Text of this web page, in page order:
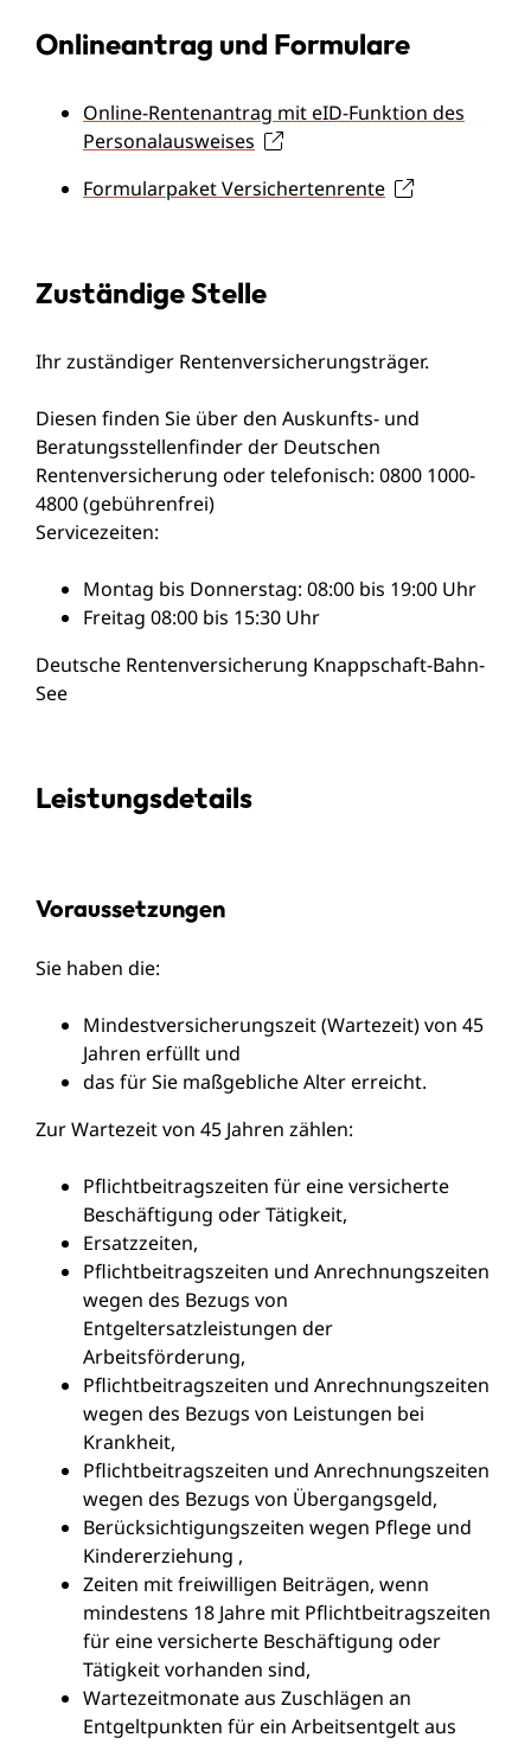
Onlineantrag und Formulare
Online-Rentenantrag mit eID-Funktion des
Personalausweises
Formularpaket Versichertenrente
Zuständige Stelle
Ihr zuständiger Rentenversicherungsträger.
Diesen finden Sie über den Auskunfts- und
Beratungsstellenfinder der Deutschen
Rentenversicherung oder telefonisch: 0800 1000-
4800 (gebührenfrei)
Servicezeiten:
Montag bis Donnerstag: 08:00 bis 19:00 Uhr
Freitag 08:00 bis 15:30 Uhr
Deutsche Rentenversicherung Knappschaft-Bahn-
See
Leistungsdetails
Voraussetzungen
Sie haben die:
Mindestversicherungszeit (Wartezeit) von 45
Jahren erfüllt und
das für Sie maßgebliche Alter erreicht.
Zur Wartezeit von 45 Jahren zählen:
Pflichtbeitragszeiten für eine versicherte
Beschäftigung oder Tätigkeit,
Ersatzzeiten,
Pflichtbeitragszeiten und Anrechnungszeiten
wegen des Bezugs von
Entgeltersatzleistungen der
Arbeitsförderung,
Pflichtbeitragszeiten und Anrechnungszeiten
wegen des Bezugs von Leistungen bei
Krankheit,
Pflichtbeitragszeiten und Anrechnungszeiten
wegen des Bezugs von Übergangsgeld,
Berücksichtigungszeiten wegen Pflege und
Kindererziehung ,
Zeiten mit freiwilligen Beiträgen, wenn
mindestens 18 Jahre mit Pflichtbeitragszeiten
für eine versicherte Beschäftigung oder
Tätigkeit vorhanden sind,
Wartezeitmonate aus Zuschlägen an
Entgeltpunkten für ein Arbeitsentgelt aus